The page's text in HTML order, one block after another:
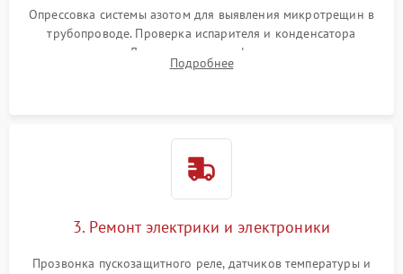
Опрессовка системы азотом для выявления микротрещин в
трубопроводе. Проверка испарителя и конденсатора
течеискателем. Демонтаж старого фильтра-осушителя и
продувка капиллярной трубки для устранения засоров.
Подробнее
3. Ремонт электрики и электроники
Прозвонка пускозащитного реле, датчиков температуры и